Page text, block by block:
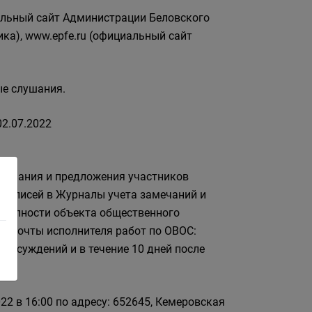
сайт Администрации Беловского
www.epfe.ru (официальный сайт
слушания.
и предложения участников
в Журналы учета замечаний и
объекта общественного
почты исполнителя работ по ОВОС:
и в течение 10 дней после
в 16:00 по адресу: 652645, Кемеровская